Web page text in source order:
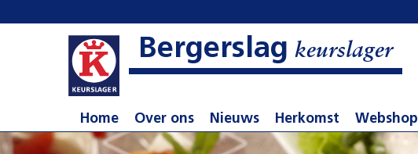
Bergerslag keurslager
Home Over ons Nieuws Herkomst Webshop